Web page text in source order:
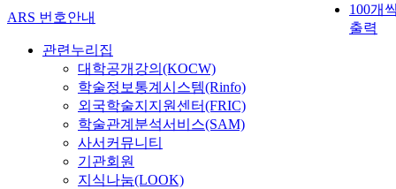
100개
출력
ARS 번호안내
관련누리집
대학공개강의(KOCW)
학술정보통계시스템(Rinfo)
외국학술지지원센터(FRIC)
학술관계분석서비스(SAM)
사서커뮤니티
기관회원
지식나눔(LOOK)